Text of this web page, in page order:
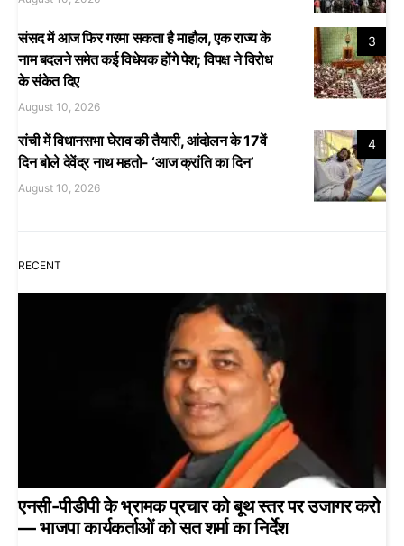
3
संसद में आज फिर गरमा सकता है माहौल, एक राज्य के
नाम बदलने समेत कई विधेयक होंगे पेश; विपक्ष ने विरोध
के संकेत दिए
August 10, 2026
4
रांची में विधानसभा घेराव की तैयारी, आंदोलन के 17वें
दिन बोले देवेंद्र नाथ महतो- ‘आज क्रांति का दिन’
August 10, 2026
RECENT
एनसी-पीडीपी के भ्रामक प्रचार को बूथ स्तर पर उजागर करो
— भाजपा कार्यकर्ताओं को सत शर्मा का निर्देश